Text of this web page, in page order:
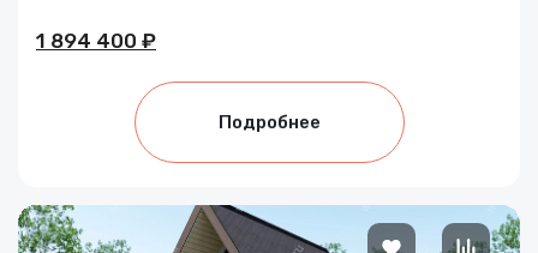
1 894 400 ₽
Подробнее